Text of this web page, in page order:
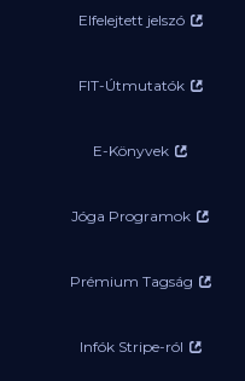
Elfelejtett jelszó
FIT-Útmutatók
E-Könyvek
Jóga Programok
Prémium Tagság
Infók Stripe-ról